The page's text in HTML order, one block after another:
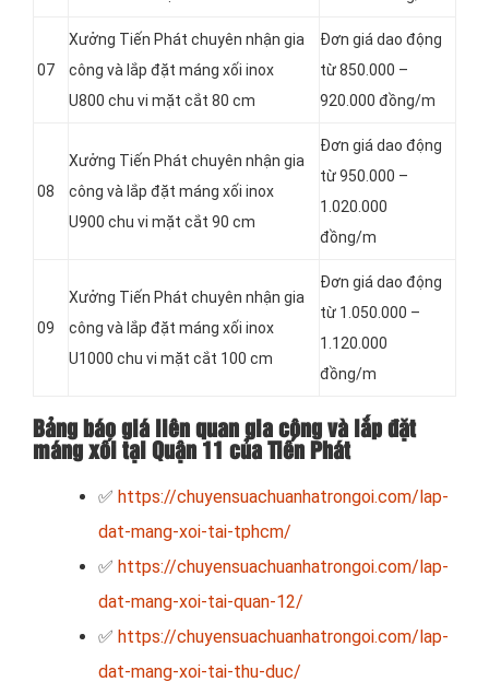
07
Xưởng Tiến Phát chuyên nhận gia
công và lắp đặt máng xối inox
U800 chu vi mặt cắt 80 cm
Đơn giá dao động
từ 850.000 –
920.000 đồng/m
08
Xưởng Tiến Phát chuyên nhận gia
công và lắp đặt máng xối inox
U900 chu vi mặt cắt 90 cm
Đơn giá dao động
từ 950.000 –
1.020.000
đồng/m
09
Xưởng Tiến Phát chuyên nhận gia
công và lắp đặt máng xối inox
U1000 chu vi mặt cắt 100 cm
Đơn giá dao động
từ 1.050.000 –
1.120.000
đồng/m
Bảng báo giá liên quan gia công và lắp đặt
máng xối tại Quận 11 của Tiến Phát
✅ https://chuyensuachuanhatrongoi.com/lap-
dat-mang-xoi-tai-tphcm/
✅ https://chuyensuachuanhatrongoi.com/lap-
dat-mang-xoi-tai-quan-12/
✅ https://chuyensuachuanhatrongoi.com/lap-
dat-mang-xoi-tai-thu-duc/